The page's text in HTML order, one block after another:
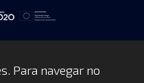
Para navegar no